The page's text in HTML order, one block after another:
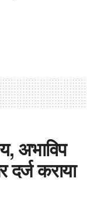
अभाविप
कराया